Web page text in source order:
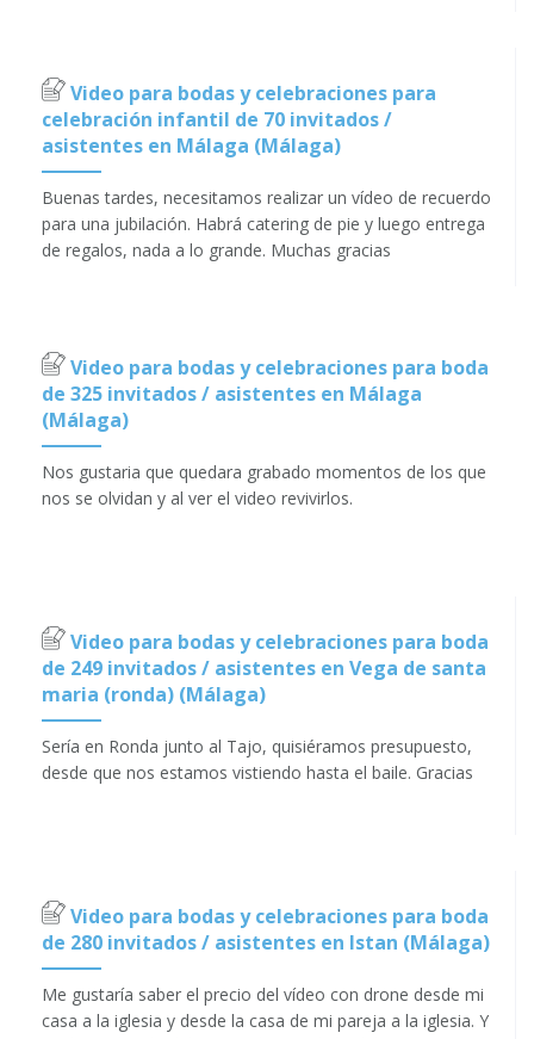
Video para bodas y celebraciones para
celebración infantil de 70 invitados /
asistentes en Málaga (Málaga)
Buenas tardes, necesitamos realizar un vídeo de recuerdo
para una jubilación. Habrá catering de pie y luego entrega
de regalos, nada a lo grande. Muchas gracias
Video para bodas y celebraciones para boda
de 325 invitados / asistentes en Málaga
(Málaga)
Nos gustaria que quedara grabado momentos de los que
nos se olvidan y al ver el video revivirlos.
Video para bodas y celebraciones para boda
de 249 invitados / asistentes en Vega de santa
maria (ronda) (Málaga)
Sería en Ronda junto al Tajo, quisiéramos presupuesto,
desde que nos estamos vistiendo hasta el baile. Gracias
Video para bodas y celebraciones para boda
de 280 invitados / asistentes en Istan (Málaga)
Me gustaría saber el precio del vídeo con drone desde mi
casa a la iglesia y desde la casa de mi pareja a la iglesia. Y